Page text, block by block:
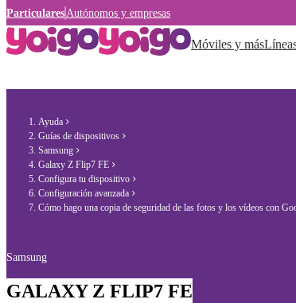
Particulares Autónomos y empresas
Móviles y más
Ayuda
Guías de dispositivos
Samsung
Galaxy Z Flip7 FE
Configura tu dispositivo
Configuración avanzada
Cómo hago una copia de seguridad de las fotos y los vídeos con
Samsung
GALAXY Z FLIP7 FE